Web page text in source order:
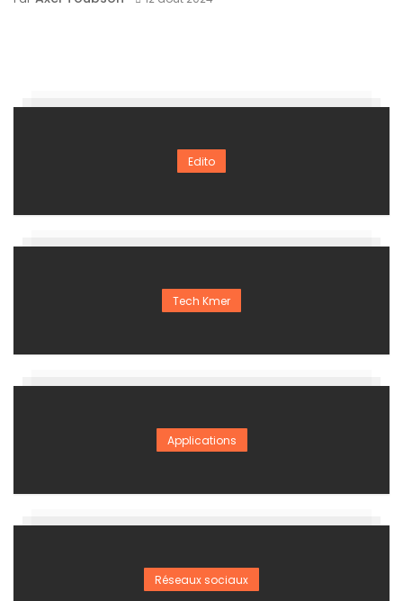
Edito
Tech Kmer
Applications
Réseaux sociaux